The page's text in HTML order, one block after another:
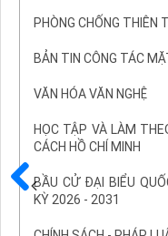
PHÒNG CHỐNG THIÊN
BẢN TIN CÔNG TÁC
VĂN HÓA VĂN NGHỆ
HỌC TẬP VÀ LÀM
CÁCH HỒ CHÍ MINH
BẦU CỬ ĐẠI BIỂU
KỲ 2026 - 2031
Trước